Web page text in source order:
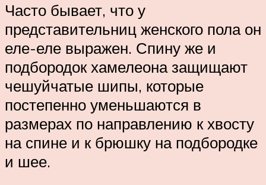
Часто бывает, что у
представительниц женского пола он
еле-еле выражен. Спину же и
подбородок хамелеона защищают
чешуйчатые шипы, которые
постепенно уменьшаются в
размерах по направлению к хвосту
на спине и к брюшку на подбородке
и шее.